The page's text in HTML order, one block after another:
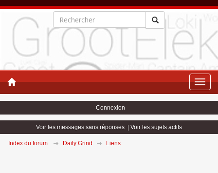
Toggle
Connexion
Voir les messages sans réponses Voir les sujets actifs
Index du forum Daily Grind Liens